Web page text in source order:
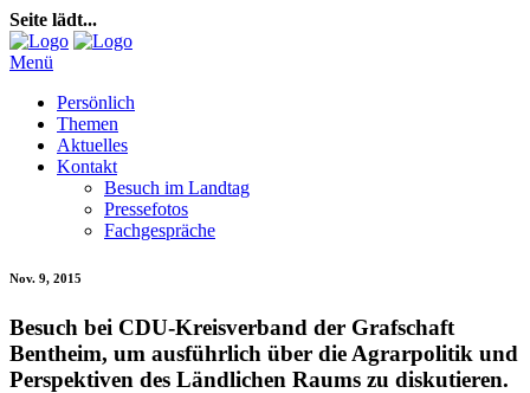
Seite lädt...
Menü
Persönlich
Themen
Aktuelles
Kontakt
Besuch im Landtag
Pressefotos
Fachgespräche
Nov. 9, 2015
Besuch bei CDU-Kreisverband der Grafschaft
Bentheim, um ausführlich über die Agrarpolitik und
Perspektiven des Ländlichen Raums zu diskutieren.